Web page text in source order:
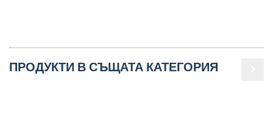
ПРОДУКТИ В СЪЩАТА КАТЕГОРИЯ